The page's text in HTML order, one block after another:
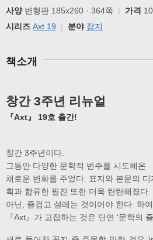
사양변형판 185x260 · 364쪽 | 가격
시리즈 Axt 19 | 분야 잡지
책소개
창간 3주년 리뉴얼
『Axt』 19호 출간!
창간 3주년이다.
그동안 다양한 문학적 변주를 시도해온
채로운 변화를 주었다. 표지와 본문의
획과 합류한 필진 또한 더욱 탄탄해졌다
아닌, 즐겁고 설레는 것이어야 한다. 하
『Axt』가 고집하는 것은 단연 ‘문학의